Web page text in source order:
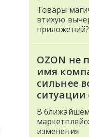
Товары
втихую
приложений?
OZON не
имя
сильнее
ситуации
В
изменения